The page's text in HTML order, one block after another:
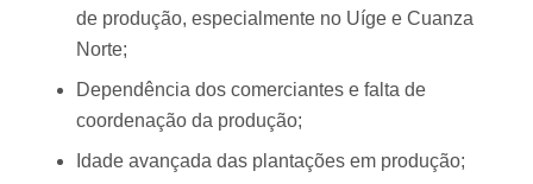
de produção, especialmente no Uíge e Cuanza
Norte;
Dependência dos comerciantes e falta de
coordenação da produção;
Idade avançada das plantações em produção;